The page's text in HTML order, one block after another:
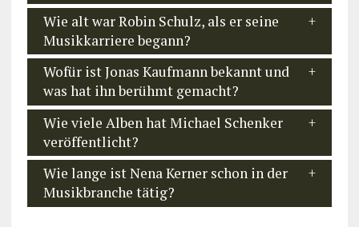
Wie alt war Robin Schulz, als er seine
Musikkarriere begann?
Wofür ist Jonas Kaufmann bekannt und
was hat ihn berühmt gemacht?
Wie viele Alben hat Michael Schenker
veröffentlicht?
Wie lange ist Nena Kerner schon in der
Musikbranche tätig?